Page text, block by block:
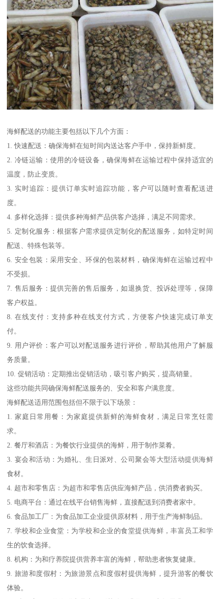
海鲜配送的功能主要包括以下几个方面：
1. 快速配送：确保海鲜在短时间内送达客户手中，保持新鲜度。
2. 冷链运输：使用的冷链设备，确保海鲜在运输过程中保持适宜的
温度，防止变质。
3. 实时追踪：提供订单实时追踪功能，客户可以随时查看配送进
度。
4. 多样化选择：提供多种海鲜产品供客户选择，满足不同需求。
5. 定制化服务：根据客户需求提供定制化的配送服务，如特定时间
配送、特殊包装等。
6. 安全包装：采用安全、环保的包装材料，确保海鲜在运输过程中
不受损。
7. 售后服务：提供完善的售后服务，如退换货、投诉处理等，保障
客户权益。
8. 在线支付：支持多种在线支付方式，方便客户快速完成订单支
付。
9. 用户评价：客户可以对配送服务进行评价，帮助其他用户了解服
务质量。
10. 促销活动：定期推出促销活动，吸引客户购买，提高销量。
这些功能共同确保海鲜配送服务的、安全和客户满意度。
海鲜配送适用范围包括但不限于以下场景：
1. 家庭日常用餐：为家庭提供新鲜的海鲜食材，满足日常烹饪需
求。
2. 餐厅和酒店：为餐饮行业提供的海鲜，用于制作菜肴。
3. 宴会和活动：为婚礼、生日派对、公司聚会等大型活动提供海鲜
食材。
4. 超市和零售店：为超市和零售店供应海鲜产品，供消费者购买。
5. 电商平台：通过在线平台销售海鲜，直接配送到消费者家中。
6. 食品加工厂：为食品加工企业提供原材料，用于生产海鲜制品。
7. 学校和企业食堂：为学校和企业的食堂提供海鲜，丰富员工和学
生的饮食选择。
8. 机构：为和疗养院提供营养丰富的海鲜，帮助患者恢复健康。
9. 旅游和度假村：为旅游景点和度假村提供海鲜，提升游客的餐饮
体验。